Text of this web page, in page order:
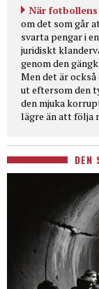
När
om det som går
svarta pengar i
juridiskt
genom den
Men det är
ut eftersom den
den mjuka
lägre än att följa
DEN